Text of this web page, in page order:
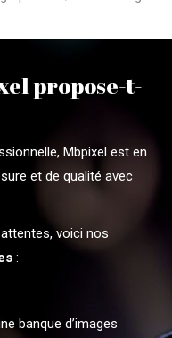
propose-t-
Mbpixel est en
et de qualité avec
voici nos
:
banque d’images